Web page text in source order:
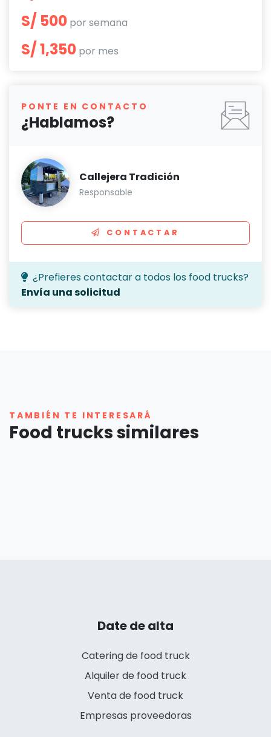
S/ 500 por semana
S/ 1,350 por mes
PONTE EN CONTACTO
¿Hablamos?
Callejera Tradición
Responsable
CONTACTAR
¿Prefieres contactar a todos los food trucks?
Envía una solicitud
TAMBIÉN TE INTERESARÁ
Food trucks similares
Date de alta
Catering de food truck
Alquiler de food truck
Venta de food truck
Empresas proveedoras